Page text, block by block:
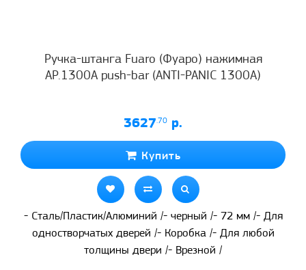
Ручка-штанга Fuaro (Фуаро) нажимная
AP.1300A push-bar (ANTI-PANIC 1300А)
3627.70 р.
Купить
- Сталь/Пластик/Алюминий /- черный /- 72 мм /- Для
одностворчатых дверей /- Коробка /- Для любой
толщины двери /- Врезной /